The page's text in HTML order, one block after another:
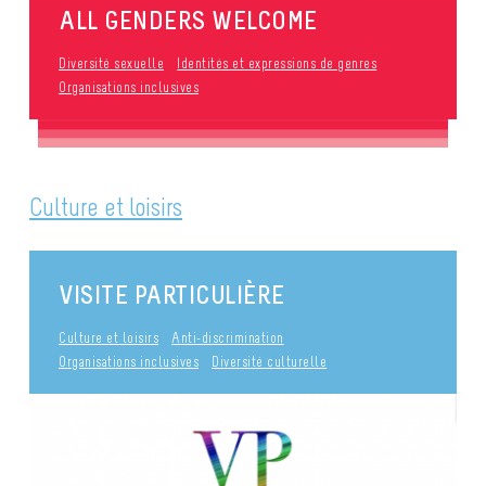
ALL GENDERS WELCOME
Diversité sexuelle
Identités et expressions de genres
Organisations inclusives
Culture et loisirs
VISITE PARTICULIÈRE
Culture et loisirs
Anti-discrimination
Organisations inclusives
Diversité culturelle